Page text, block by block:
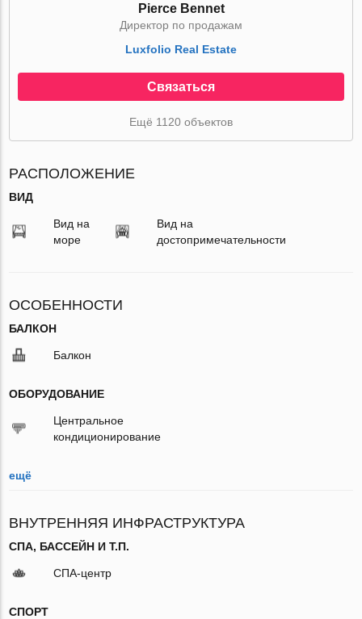
Pierce Bennet
Директор по продажам
Luxfolio Real Estate
Связаться
Ещё 1120 объектов
РАСПОЛОЖЕНИЕ
ВИД
Вид на
море
Вид на
достопримечательности
ОСОБЕННОСТИ
БАЛКОН
Балкон
ОБОРУДОВАНИЕ
Центральное
кондиционирование
ещё
ВНУТРЕННЯЯ ИНФРАСТРУКТУРА
СПА, БАССЕЙН И Т.П.
СПА-центр
СПОРТ